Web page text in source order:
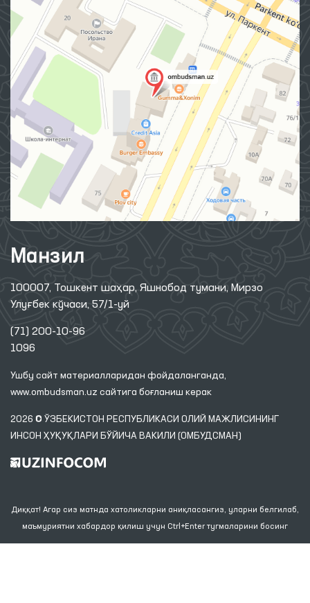
Манзил
100007, Тошкент шаҳар, Яшнобод тумани, Мирзо
Улуғбек кўчаси, 57/1-уй
(71) 200-10-96
1096
Ушбу сайт материалларидан фойдаланганда,
www.ombudsman.uz сайтига боғланиш керак
2026 © ЎЗБЕКИСТОН РЕСПУБЛИКАСИ ОЛИЙ МАЖЛИСИНИНГ
ИНСОН ҲУҚУҚЛАРИ БЎЙИЧА ВАКИЛИ (ОМБУДСМАН)
Диққат! Агар сиз матнда хатоликларни аниқласангиз, уларни белгилаб,
маъмуриятни хабардор қилиш учун Ctrl+Enter тугмаларини босинг